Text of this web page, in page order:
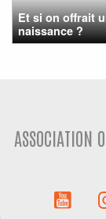
Et si on offrait
naissance ?
ASSOCIATION